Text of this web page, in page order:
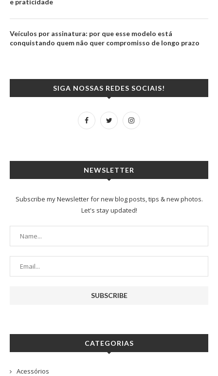
Veículos por assinatura: por que esse modelo está
conquistando quem não quer compromisso de longo prazo
SIGA NOSSAS REDES SOCIAIS!
NEWSLETTER
Subscribe my Newsletter for new blog posts, tips & new photos.
Let's stay updated!
CATEGORIAS
Acessórios